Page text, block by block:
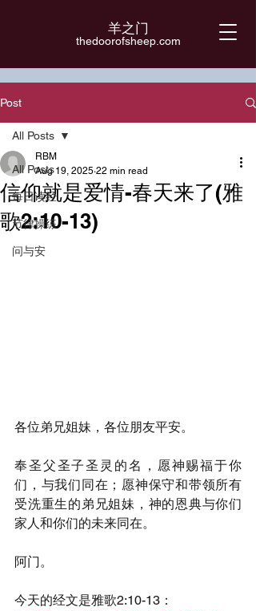
羊之门
​thedoorofsheep.com
Post
All Posts
每日读经
节律操练
问与安
All Posts
信仰就是爱情-春天来了(雅
歌2:10-13)
RBM
Aug 19, 2025 22 min read
各位弟兄姐妹，各位朋友平安。
奉圣父圣子圣灵的名，愿神赐福于你
们，与我们同在；愿神保守和带领所有
受洗重生的弟兄姐妹，神的恩典与你们
家人和你们的未来同在。
阿门。
今天的经文是雅歌2:10-13：